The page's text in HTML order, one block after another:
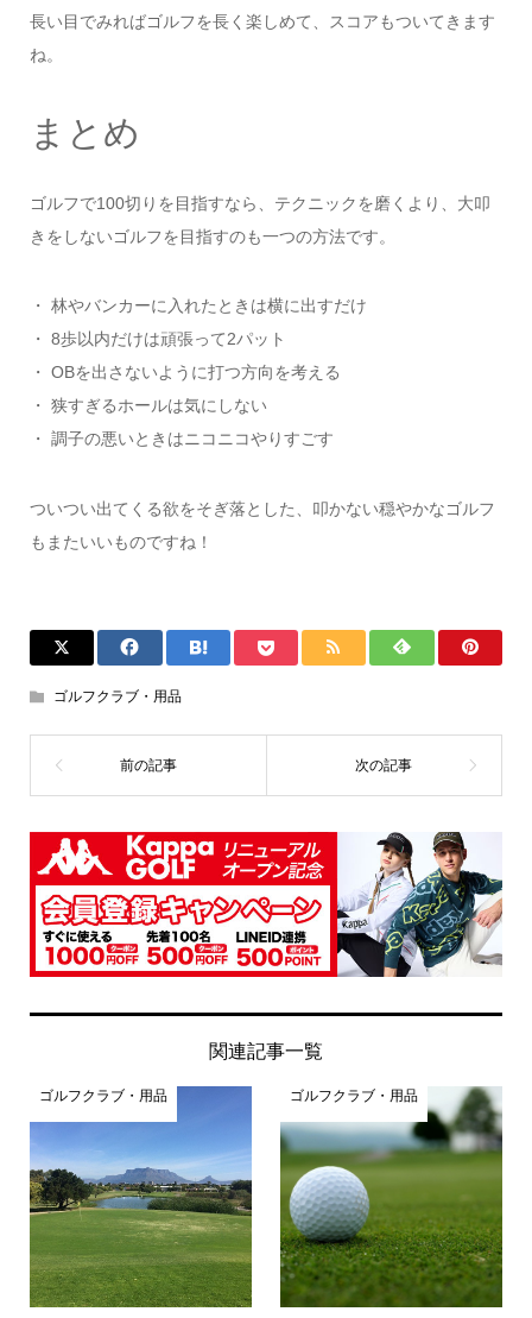
長い目でみればゴルフを長く楽しめて、スコアもついてきます
ね。
まとめ
ゴルフで100切りを目指すなら、テクニックを磨くより、大叩
きをしないゴルフを目指すのも一つの方法です。
・ 林やバンカーに入れたときは横に出すだけ
・ 8歩以内だけは頑張って2パット
・ OBを出さないように打つ方向を考える
・ 狭すぎるホールは気にしない
・ 調子の悪いときはニコニコやりすごす
ついつい出てくる欲をそぎ落とした、叩かない穏やかなゴルフ
もまたいいものですね！
ゴルフクラブ・用品
関連記事一覧
ゴルフクラブ・用品 ゴルフクラブ・用品